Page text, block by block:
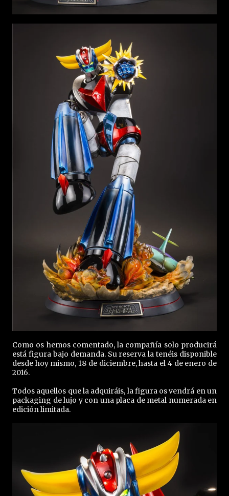
Como os hemos comentado, la compañía solo producirá
está figura bajo demanda. Su reserva la tenéis disponible
desde hoy mismo, 18 de diciembre, hasta el 4 de enero de
2016.
Todos aquellos que la adquiráis, la figura os vendrá en un
packaging de lujo y con una placa de metal numerada en
edición limitada.